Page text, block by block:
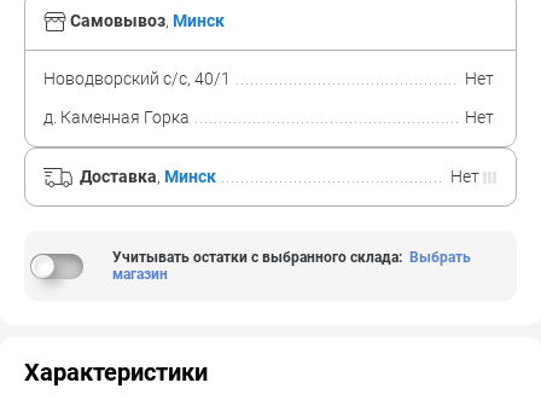
Самовывоз, Минск
Новодворский с/с, 40/1
Нет
д. Каменная Горка
Нет
Доставка, Минск Нет
Учитывать остатки с выбранного склада: Выбрать
магазин
Характеристики